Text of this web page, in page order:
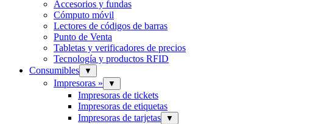
Accesorios y fundas
Cómputo móvil
Lectores de códigos de barras
Punto de Venta
Tabletas y verificadores de precios
Tecnología y productos RFID
Consumibles
▼
Impresoras » ▼
Impresoras de tickets
Impresoras de etiquetas
Impresoras de tarjetas
▼